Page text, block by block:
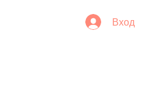
Вход